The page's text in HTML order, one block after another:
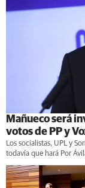
Mañueco será
votos de PP y
Los socialistas, UPL y
todavía que hará Por